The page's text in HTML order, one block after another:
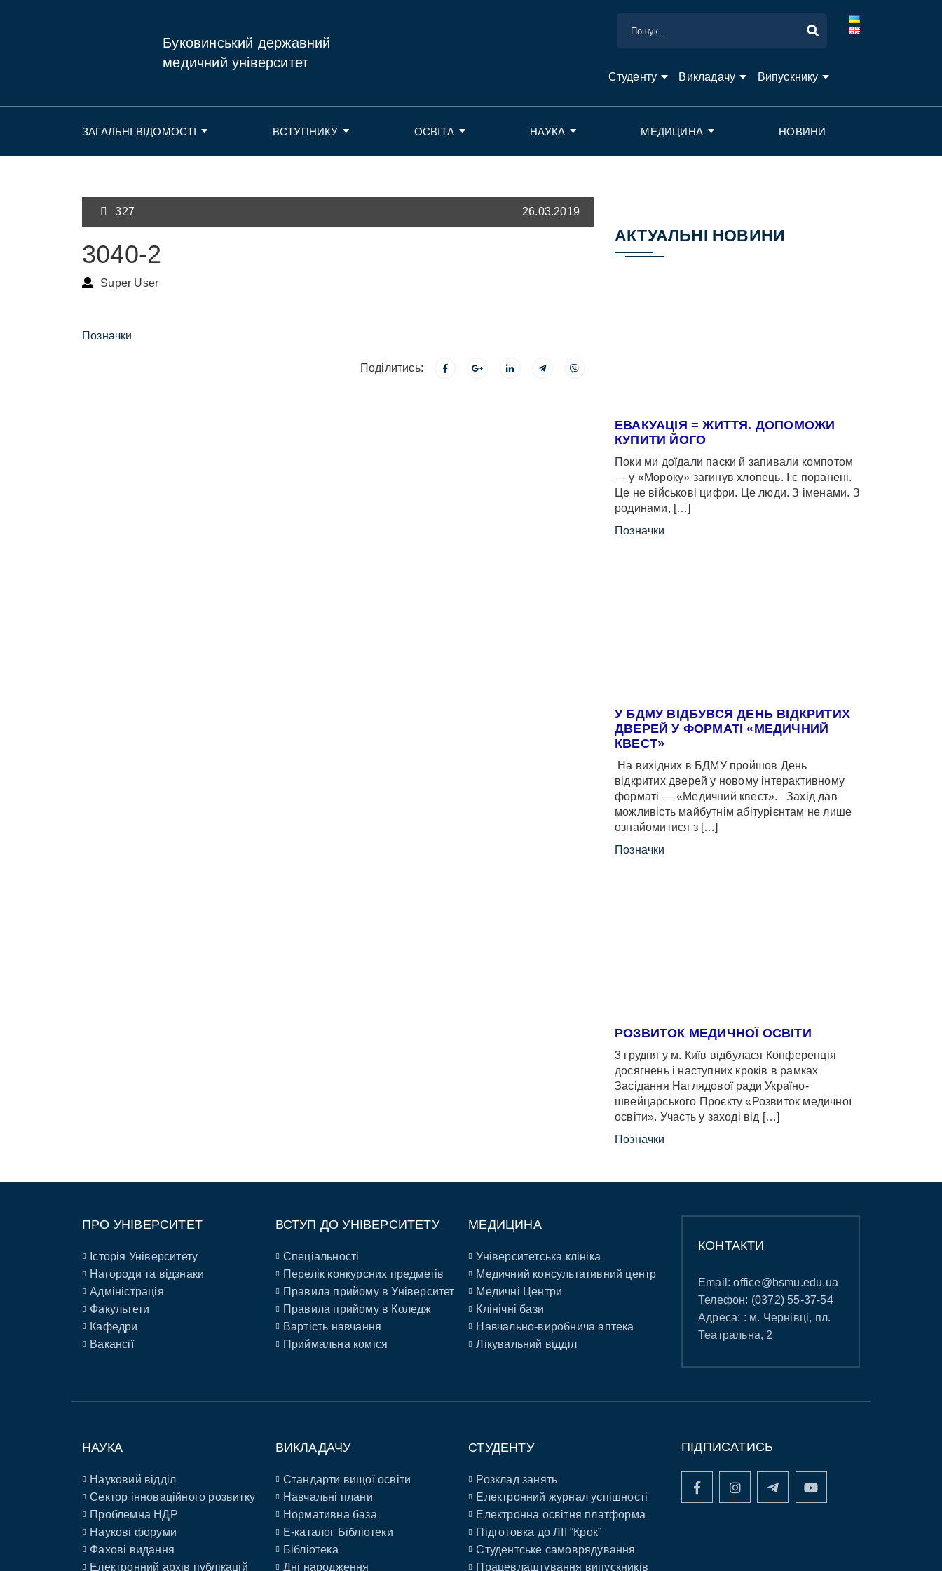
Буковинський державний
медичний університет
Студенту Викладачу Випускнику
ЗАГАЛЬНІ ВІДОМОСТІ ВСТУПНИКУ ОСВІТА НАУКА МЕДИЦИНА НОВИНИ
327 26.03.2019
3040-2
Super User
Позначки
Поділитись:
АКТУАЛЬНІ НОВИНИ
ЕВАКУАЦІЯ = ЖИТТЯ. ДОПОМОЖИ
КУПИТИ ЙОГО
Поки ми доїдали паски й запивали компотом
— у «Мороку» загинув хлопець. І є поранені.
Це не військові цифри. Це люди. З іменами. З
родинами, […]
Позначки
У БДМУ ВІДБУВСЯ ДЕНЬ ВІДКРИТИХ
ДВЕРЕЙ У ФОРМАТІ «МЕДИЧНИЙ
КВЕСТ»
На вихідних в БДМУ пройшов День
відкритих дверей у новому інтерактивному
форматі — «Медичний квест». Захід дав
можливість майбутнім абітурієнтам не лише
ознайомитися з […]
Позначки
РОЗВИТОК МЕДИЧНОЇ ОСВІТИ
3 грудня у м. Київ відбулася Конференція
досягнень і наступних кроків в рамках
Засідання Наглядової ради Україно-
швейцарського Проєкту «Розвиток медичної
освіти». Участь у заході від […]
Позначки
ПРО УНІВЕРСИТЕТ
Історія Університету
Нагороди та відзнаки
Адміністрація
Факультети
Кафедри
Вакансії
ВСТУП ДО УНІВЕРСИТЕТУ
Спеціальності
Перелік конкурсних предметів
Правила прийому в Університет
Правила прийому в Коледж
Вартість навчання
Приймальна коміся
МЕДИЦИНА
Університетська клініка
Медичний консультативний центр
Медичні Центри
Клінічні бази
Навчально-виробнича аптека
Лікувальний відділ
КОНТАКТИ
Email:office@bsmu.edu.ua
Телефон: (0372) 55-37-54
Адреса: : м. Чернівці, пл.
Театральна, 2
НАУКА
Науковий відділ
Сектор інноваційного розвитку
Проблемна НДР
Наукові форуми
Фахові видання
Електронний архів публікацій
ВИКЛАДАЧУ
Стандарти вищої освіти
Навчальні плани
Нормативна база
E-каталог Бібліотеки
Бібліотека
Дні народження
СТУДЕНТУ
Розклад занять
Електронний журнал успішності
Електронна освітня платформа
Підготовка до ЛІІ “Крок”
Студентське самоврядування
Працевлаштування випускників
ПІДПИСАТИСЬ